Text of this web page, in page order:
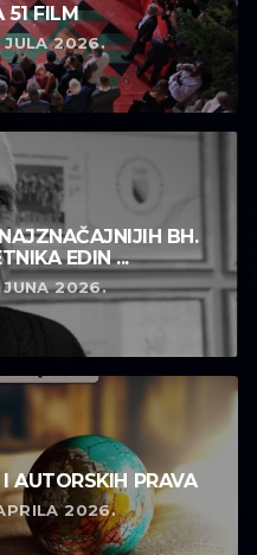
51 FILM
JULA 2026.
BH.
EDIN ...
JUNA 2026.
AUTORSKIH PRAVA
2026.